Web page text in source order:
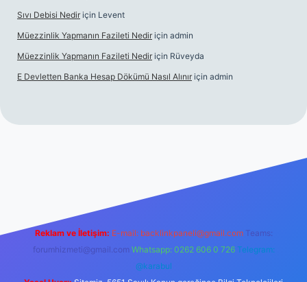
Sıvı Debisi Nedir için Levent
Müezzinlik Yapmanın Fazileti Nedir için admin
Müezzinlik Yapmanın Fazileti Nedir için Rüveyda
E Devletten Banka Hesap Dökümü Nasıl Alınır için admin
Reklam ve İletişim: E-mail: backlinkpaneli@gmail.com Teams:
forumhizmeti@gmail.com Whatsapp: 0262 606 0 726 Telegram:
@karabul